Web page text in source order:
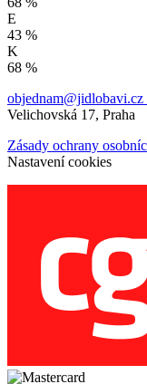
E
43 %
K
68 %
objednam@jidlobavi.cz
Velichovská 17, Praha
Zásady ochrany
Nastavení cookies